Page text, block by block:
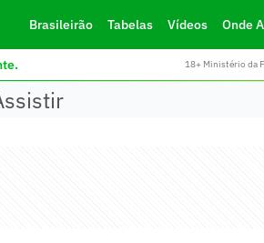
Brasileirão Tabelas Vídeos Onde
18+ Ministério da